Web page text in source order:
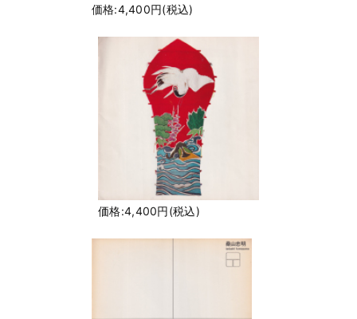
価格:4,400円(税込)
価格:4,400円(税込)